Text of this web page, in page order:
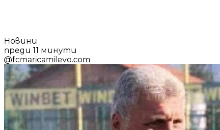
Новини
преди 11 минути
@fcmaricamilevo.com